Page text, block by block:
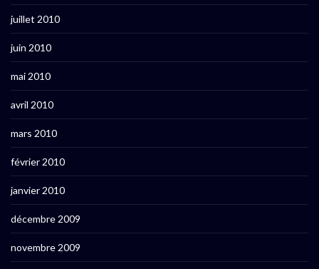
juillet 2010
juin 2010
mai 2010
avril 2010
mars 2010
février 2010
janvier 2010
décembre 2009
novembre 2009